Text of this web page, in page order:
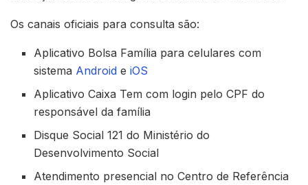
Os canais oficiais para consulta são:
Aplicativo Bolsa Família para celulares com
sistema Android eiOS
Aplicativo Caixa Tem com login pelo CPF do
responsável da família
Disque Social 121 do Ministério do
Desenvolvimento Social
Atendimento presencial no Centro de Referência